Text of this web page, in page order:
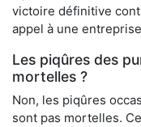
victoire définitive
appel à une
Les piqûres des
mortelles ?
Non, les piqûres
sont pas mortelles.